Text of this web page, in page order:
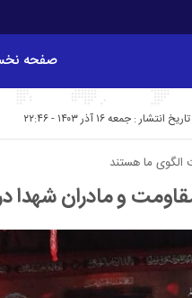
صفحه
تاریخ انتشار : جمعه ۱۶ آذر ۱۴۰۳ - ۲۲:۴۶
الگوی ما هستند
و مادران شهدا